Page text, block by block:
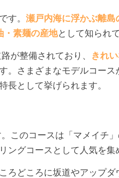
す。 瀬戸内海に浮かぶ離
・素麺の産地として知られ
が整備されており、
きれ
。さまざまなモデルコース
長として挙げられます。
このコースは「マメイチ
ングコースとして人気を集
ろどころに坂道やアップダ